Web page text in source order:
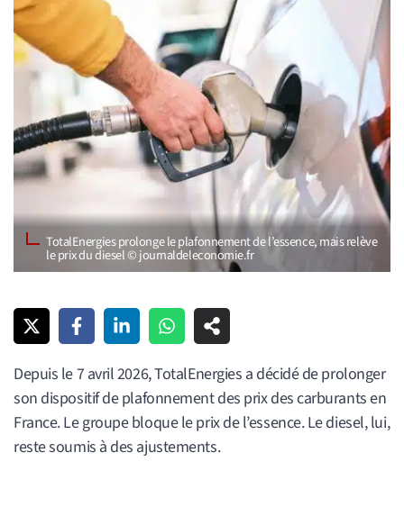
TotalEnergies prolonge le plafonnement de l’essence, mais relève
le prix du diesel © journaldeleconomie.fr
Depuis le 7 avril 2026, TotalEnergies a décidé de prolonger
son dispositif de plafonnement des prix des carburants en
France. Le groupe bloque le prix de l’essence. Le diesel, lui,
reste soumis à des ajustements.